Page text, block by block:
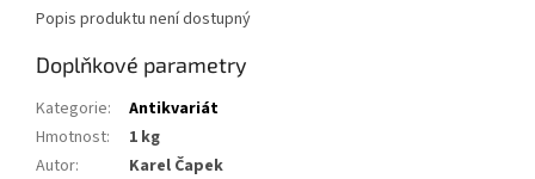
Popis produktu není dostupný
Doplňkové parametry
Kategorie:
Antikvariát
Hmotnost:
1 kg
Autor:
Karel Čapek